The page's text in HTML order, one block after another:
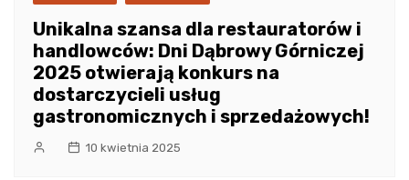
Unikalna szansa dla restauratorów i
handlowców: Dni Dąbrowy Górniczej
2025 otwierają konkurs na
dostarczycieli usług
gastronomicznych i sprzedażowych!
10 kwietnia 2025